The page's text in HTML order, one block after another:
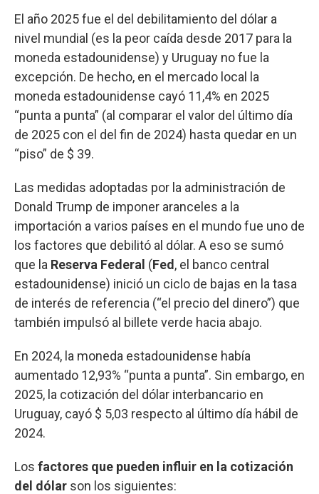
El año 2025 fue el del debilitamiento del dólar a
nivel mundial (es la peor caída desde 2017 para la
moneda estadounidense) y Uruguay no fue la
excepción. De hecho, en el mercado local la
moneda estadounidense cayó 11,4% en 2025
“punta a punta” (al comparar el valor del último día
de 2025 con el del fin de 2024) hasta quedar en un
“piso” de $ 39.
Las medidas adoptadas por la administración de
Donald Trump de imponer aranceles a la
importación a varios países en el mundo fue uno de
los factores que debilitó al dólar. A eso se sumó
que la Reserva Federal (Fed , el banco central
estadounidense) inició un ciclo de bajas en la tasa
de interés de referencia (“el precio del dinero”) que
también impulsó al billete verde hacia abajo.
En 2024, la moneda estadounidense había
aumentado 12,93% “punta a punta”. Sin embargo, en
2025, la cotización del dólar interbancario en
Uruguay, cayó $ 5,03 respecto al último día hábil de
2024.
Los factores que pueden influir en la cotización
del dólar son los siguientes: